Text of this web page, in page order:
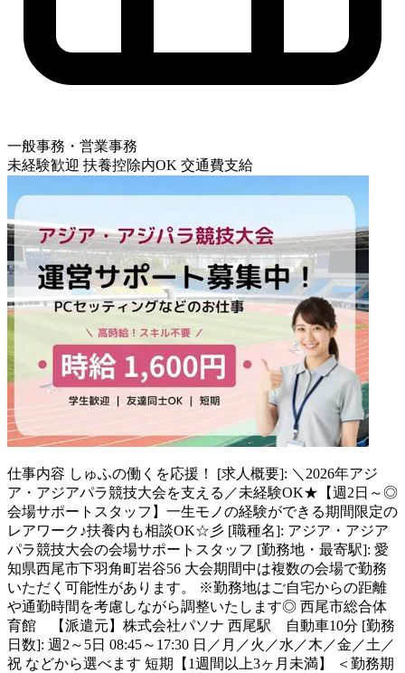
一般事務・営業事務
未経験歓迎 扶養控除内OK 交通費支給
仕事内容 しゅふの働くを応援！ [求人概要]: ＼2026年アジ
ア・アジアパラ競技大会を支える／未経験OK★【週2日～◎
会場サポートスタッフ】一生モノの経験ができる期間限定の
レアワーク♪扶養内も相談OK☆彡 [職種名]: アジア・アジア
パラ競技大会の会場サポートスタッフ [勤務地・最寄駅]: 愛
知県西尾市下羽角町岩谷56 大会期間中は複数の会場で勤務
いただく可能性があります。 ※勤務地はご自宅からの距離
や通勤時間を考慮しながら調整いたします◎ 西尾市総合体
育館 【派遣元】株式会社パソナ 西尾駅 自動車10分 [勤務
日数]: 週2～5日 08:45～17:30 日／月／火／水／木／金／土／
祝 などから選べます 短期【1週間以上3ヶ月未満】 ＜勤務期